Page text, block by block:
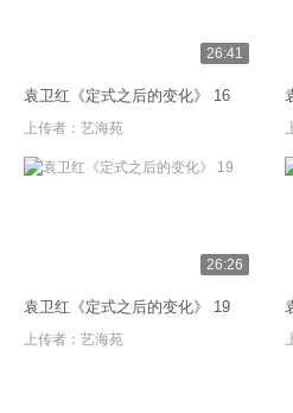
26:41
袁卫红《定式之后的变化》 16
上传者： 艺海苑
26:26
袁卫红《定式之后的变化》 19
上传者： 艺海苑